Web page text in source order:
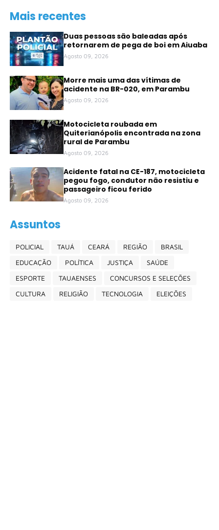
Mais recentes
Duas pessoas são baleadas após
retornarem de pega de boi em Aiuaba
Agosto 09, 2026
Morre mais uma das vítimas de
acidente na BR-020, em Parambu
Agosto 09, 2026
Motocicleta roubada em
Quiterianópolis encontrada na zona
rural de Parambu
Agosto 09, 2026
Acidente fatal na CE-187, motocicleta
pegou fogo, condutor não resistiu e
passageiro ficou ferido
Agosto 09, 2026
Assuntos
POLICIAL TAUÁ CEARÁ REGIÃO
BRASIL
EDUCAÇÃO
POLÍTICA JUSTIÇA
SAÚDE
ESPORTE
TAUAENSES
CONCURSOS E SELEÇÕES
CULTURA
RELIGIÃO TECNOLOGIA ELEIÇÕES